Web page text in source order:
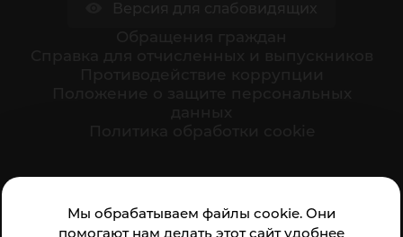
Мы обрабатываем файлы cookie. Они
помогают нам делать этот сайт удобнее
организации: